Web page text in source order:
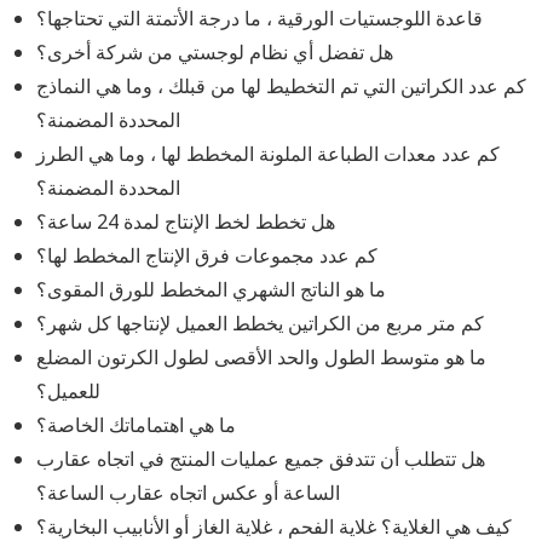
قاعدة اللوجستيات الورقية ، ما درجة الأتمتة التي تحتاجها؟
هل تفضل أي نظام لوجستي من شركة أخرى؟
كم عدد الكراتين التي تم التخطيط لها من قبلك ، وما هي النماذج
المحددة المضمنة؟
كم عدد معدات الطباعة الملونة المخطط لها ، وما هي الطرز
المحددة المضمنة؟
هل تخطط لخط الإنتاج لمدة 24 ساعة؟
كم عدد مجموعات فرق الإنتاج المخطط لها؟
ما هو الناتج الشهري المخطط للورق المقوى؟
كم متر مربع من الكراتين يخطط العميل لإنتاجها كل شهر؟
ما هو متوسط ​​الطول والحد الأقصى لطول الكرتون المضلع
للعميل؟
ما هي اهتماماتك الخاصة؟
هل تتطلب أن تتدفق جميع عمليات المنتج في اتجاه عقارب
الساعة أو عكس اتجاه عقارب الساعة؟
كيف هي الغلاية؟ غلاية الفحم ، غلاية الغاز أو الأنابيب البخارية؟